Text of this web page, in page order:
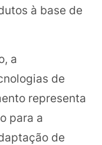
à base de
a
de
representa
para a
de